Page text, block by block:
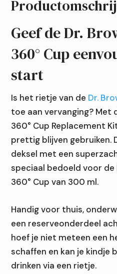
Replacement
Kit
aantal
Geef de Dr.
360° Cup
start
Is het rietje van de Dr.
toe aan vervanging? Met
360° Cup Replacement
prettig blijven gebruiken.
deksel met een
speciaal bedoeld voor de
360° Cup van 300 ml.
Handig voor thuis,
een reserveonderdeel
hoef je niet meteen een
schaffen en kan je kindje
drinken via een rietje.